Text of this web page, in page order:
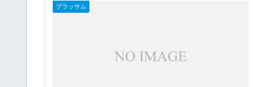
ブラッサム